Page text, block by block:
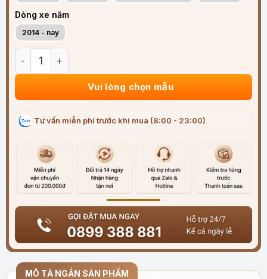
Dòng xe năm
2014 - nay
Thảm lót sàn ô tô Ford Fiesta 2014 - 2025 đúc 3D sang
Vui lòng chọn mẫu
Tư vấn miễn phí trước khi mua (8:00 - 23:00)
MÔ TẢ NGẮN SẢN PHẨM